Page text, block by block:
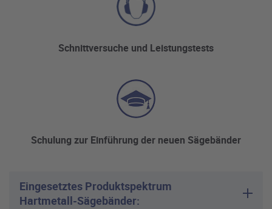
Schnittversuche und Leistungstests
Schulung zur Einführung der neuen Sägebänder
Eingesetztes Produktspektrum
Hartmetall-Sägebänder: